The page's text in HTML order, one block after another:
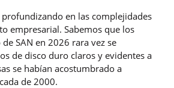
profundizando en las complejidades
empresarial. Sabemos que los
SAN en 2026 rara vez se
de disco duro claros y evidentes a
se habían acostumbrado a
de 2000.